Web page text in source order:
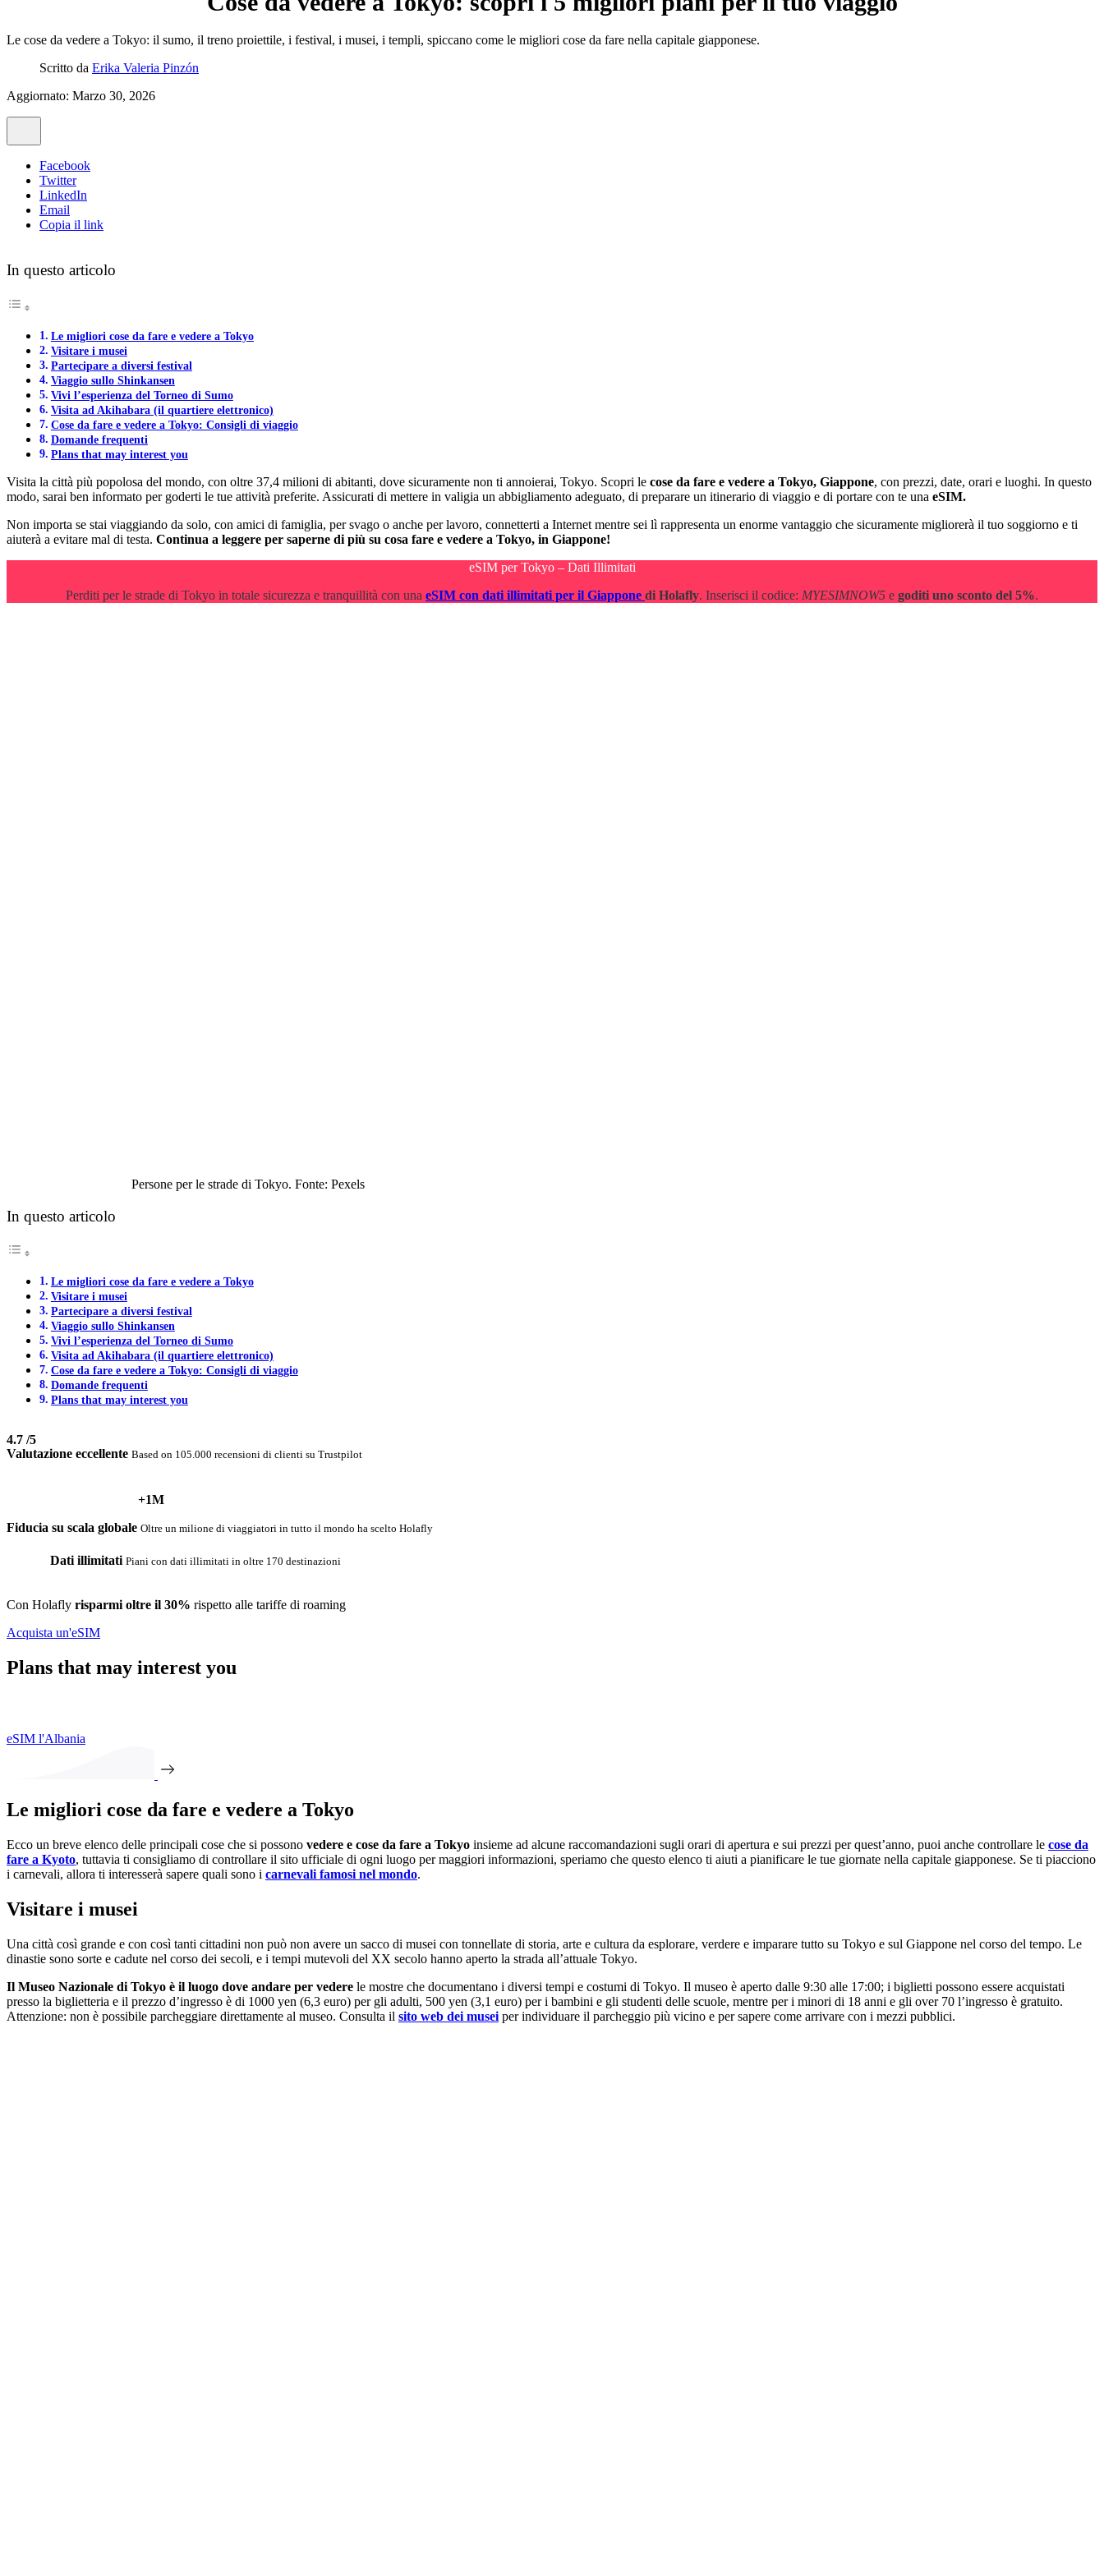
Le cose da vedere a Tokyo: il sumo, il treno proiettile, i festival, i musei, i templi, spiccano come le migliori cose da fare nella capitale giapponese.
Scritto da Erika Valeria Pinzón
Aggiornato: Marzo 30, 2026
Facebook
Twitter
LinkedIn
Email
Copia il link
In questo articolo
Le migliori cose da fare e vedere a Tokyo
Visitare i musei
Partecipare a diversi festival
Viaggio sullo Shinkansen
Vivi l’esperienza del Torneo di Sumo
Visita ad Akihabara (il quartiere elettronico)
Cose da fare e vedere a Tokyo: Consigli di viaggio
Domande frequenti
Plans that may interest you
Visita la città più popolosa del mondo, con oltre 37,4 milioni di abitanti, dove sicuramente non ti annoierai, Tokyo. Scopri le cose da fare e vedere a Tokyo, Giappone, con prezzi, date, orari e luoghi. In questo
modo, sarai ben informato per goderti le tue attività preferite. Assicurati di mettere in valigia un abbigliamento adeguato, di preparare un itinerario di viaggio e di portare con te una eSIM.
Non importa se stai viaggiando da solo, con amici di famiglia, per svago o anche per lavoro, connetterti a Internet mentre sei lì rappresenta un enorme vantaggio che sicuramente migliorerà il tuo soggiorno e ti
aiuterà a evitare mal di testa. Continua a leggere per saperne di più su cosa fare e vedere a Tokyo, in Giappone!
eSIM per Tokyo – Dati Illimitati
Perditi per le strade di Tokyo in totale sicurezza e tranquillità con una eSIM con dati illimitati per il Giappone di Holafly. Inserisci il codice: MYESIMNOW5 e goditi uno sconto del 5%.
Persone per le strade di Tokyo. Fonte: Pexels
In questo articolo
Le migliori cose da fare e vedere a Tokyo
Visitare i musei
Partecipare a diversi festival
Viaggio sullo Shinkansen
Vivi l’esperienza del Torneo di Sumo
Visita ad Akihabara (il quartiere elettronico)
Cose da fare e vedere a Tokyo: Consigli di viaggio
Domande frequenti
Plans that may interest you
4.7 /5
Valutazione eccellente Based on 105.000 recensioni di clienti su Trustpilot
+1M
Fiducia su scala globale Oltre un milione di viaggiatori in tutto il mondo ha scelto Holafly
Dati illimitati Piani con dati illimitati in oltre 170 destinazioni‎
Con Holafly risparmi oltre il 30% rispetto alle tariffe di roaming
Acquista un'eSIM
Plans that may interest you
eSIM l'Albania
Le migliori cose da fare e vedere a Tokyo
Ecco un breve elenco delle principali cose che si possono vedere e cose da fare a Tokyo insieme ad alcune raccomandazioni sugli orari di apertura e sui prezzi per quest’anno, puoi anche controllare le cose da
fare a Kyoto, tuttavia ti consigliamo di controllare il sito ufficiale di ogni luogo per maggiori informazioni, speriamo che questo elenco ti aiuti a pianificare le tue giornate nella capitale giapponese. Se ti piacciono
i carnevali, allora ti interesserà sapere quali sono i carnevali famosi nel mondo.
Visitare i musei
Una città così grande e con così tanti cittadini non può non avere un sacco di musei con tonnellate di storia, arte e cultura da esplorare, verdere e imparare tutto su Tokyo e sul Giappone nel corso del tempo. Le
dinastie sono sorte e cadute nel corso dei secoli, e i tempi mutevoli del XX secolo hanno aperto la strada all’attuale Tokyo.
Il Museo Nazionale di Tokyo è il luogo dove andare per vedere le mostre che documentano i diversi tempi e costumi di Tokyo. Il museo è aperto dalle 9:30 alle 17:00; i biglietti possono essere acquistati
presso la biglietteria e il prezzo d’ingresso è di 1000 yen (6,3 euro) per gli adulti, 500 yen (3,1 euro) per i bambini e gli studenti delle scuole, mentre per i minori di 18 anni e gli over 70 l’ingresso è gratuito.
Attenzione: non è possibile parcheggiare direttamente al museo. Consulta il sito web dei musei per individuare il parcheggio più vicino e per sapere come arrivare con i mezzi pubblici.